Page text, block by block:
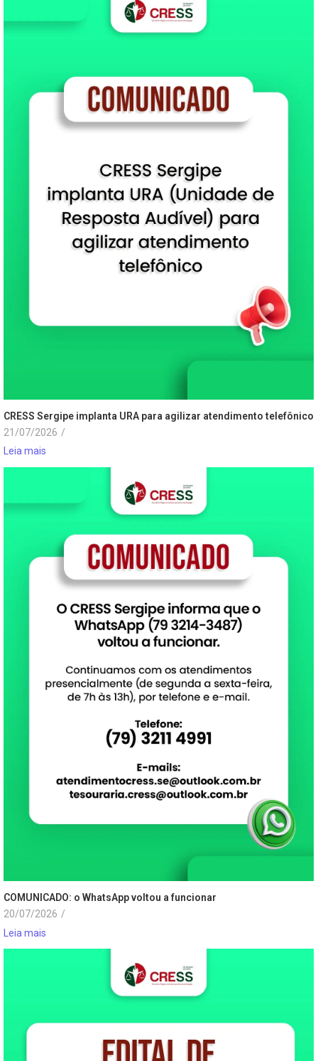
CRESS Sergipe implanta URA para agilizar atendimento telefônico
21/07/2026 /
Leia mais
COMUNICADO: o WhatsApp voltou a funcionar
20/07/2026 /
Leia mais